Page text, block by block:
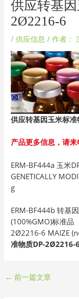
供应转基
2Ø2216-6
/供应信息 / 作者：
供应转基因玉米标
产品更多信息，请来
ERM-BF444a 玉米
GENETICALLY
g
ERM-BF444b 转基
(100%GMO)标准品
2Ø2216-6 MAIZE
准物质DP-2Ø2216-6
← 前一篇文章